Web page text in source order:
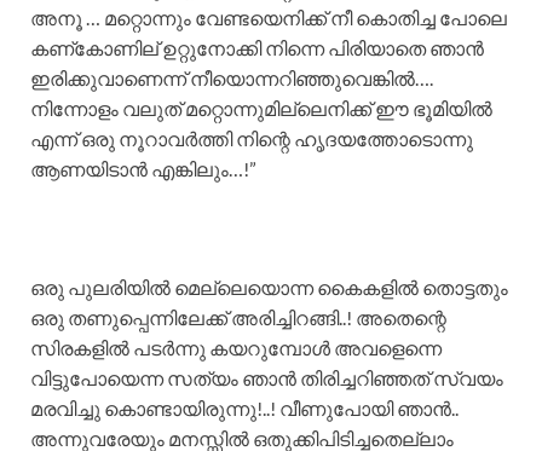
അനൂ … മറ്റൊന്നും വേണ്ടയെനിക്ക് നീ കൊതിച്ച പോലെ
കണ്കോണില് ഉറ്റുനോക്കി നിന്നെ പിരിയാതെ ഞാൻ
ഇരിക്കുവാണെന്ന് നീയൊന്നറിഞ്ഞുവെങ്കിൽ….
നിന്നോളം വലുത് മറ്റൊന്നുമില്ലെനിക്ക് ഈ ഭൂമിയിൽ
എന്ന് ഒരു നൂറാവർത്തി നിന്റെ ഹൃദയത്തോടൊന്നു
ആണയിടാൻ എങ്കിലും…!”
ഒരു പുലരിയിൽ മെല്ലെയൊന്ന കൈകളിൽ തൊട്ടതും
ഒരു തണുപ്പെന്നിലേക്ക് അരിച്ചിറങ്ങി..! അതെന്റെ
സിരകളിൽ പടർന്നു കയറുമ്പോൾ അവളെന്നെ
വിട്ടുപോയെന്ന സത്യം ഞാൻ തിരിച്ചറിഞ്ഞത് സ്വയം
മരവിച്ചു കൊണ്ടായിരുന്നു!..! വീണുപോയി ഞാൻ..
അന്നുവരേയും മനസ്സിൽ ഒതുക്കിപിടിച്ചതെല്ലാം